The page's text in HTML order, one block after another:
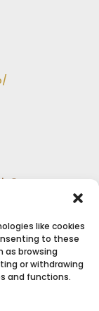
like cookies
to these
as browsing
or withdrawing
and functions.
Coop